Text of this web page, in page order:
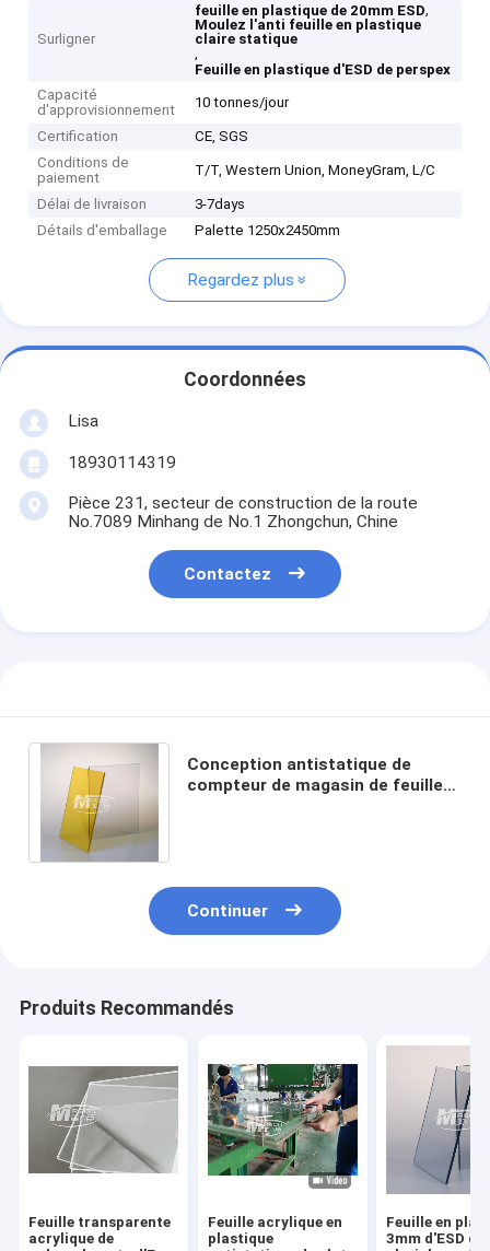
Surligner
feuille en plastique de 20mm ESD,
Moulez l'anti feuille en plastique
claire statique
,
Feuille en plastique d'ESD de perspex
Capacité
d'approvisionnement
10 tonnes/jour
Certification
CE, SGS
Conditions de
paiement
T/T, Western Union, MoneyGram, L/C
Délai de livraison
3-7days
Détails d'emballage
Palette 1250x2450mm
Regardez plus
Coordonnées
Lisa
18930114319
Pièce 231, secteur de construction de la route
No.7089 Minhang de No.1 Zhongchun, Chine
Contactez
Conception antistatique de
compteur de magasin de feuille
Continuer
Produits Recommandés
Feuille transparente
acrylique de
Feuille acrylique en
plastique
Feuille en
3mm d'ESD